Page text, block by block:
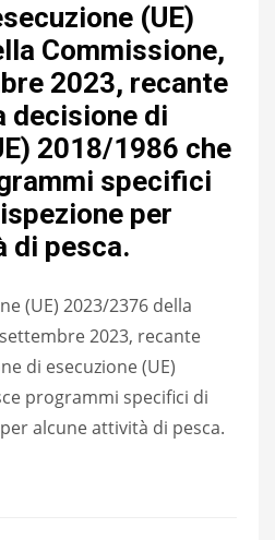
(UE)
Commissione,
2023, recante
decisione di
2018/1986 che
specifici
per
di pesca.
(UE) 2023/2376 della
2023, recante
di esecuzione (UE)
programmi specifici di
alcune attività di pesca.